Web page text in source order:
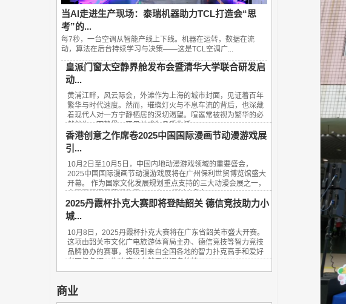
当AI走进生产现场：泰瑞机器助力TCL打造会“思
考”的...
每7秒，一台空调从智能产线上下线。机器在运转，数据在流
动，算法在后台持续学习与决策——这是TCL空调广...
皇派门窗太空静界舱发布会暨清华大学联合研发启
动...
黄浦江畔，风云际会，外滩作为上海的城市封面，见证着百年
繁华与时代速度。然而，璀璨灯火与不息车流的背后，也深藏
着现代人对一方宁静栖居的深切渴望。喧嚣常被视为繁华的必
然伴生，而静界，正日益成为品质生活...
香港创意之作席卷2025中国国际漫画节动漫游戏展
引...
10月2日至10月5日，中国内地动漫游戏领域的重要盛会，
2025中国国际漫画节动漫游戏展将在广州保利世贸博览馆盛大
开幕。 作为国家文化发展规划重点支持的三大动漫会展之一，
中国国际漫画节诞生于2008年，经过十数年...
2025丹霞杯扑克大赛即将登陆韶关 德信竞技助力小
城...
10月8日，2025丹霞杯扑克大赛将在广东省韶关市盛大开赛。
这项由韶关市文化广电旅游体育局主办、德信竞技等智力竞技
品牌协办的赛事，将吸引来自全国各地的智力扑克高手和爱好
者同场角逐，为这座以自然风光闻名的岭...
商业